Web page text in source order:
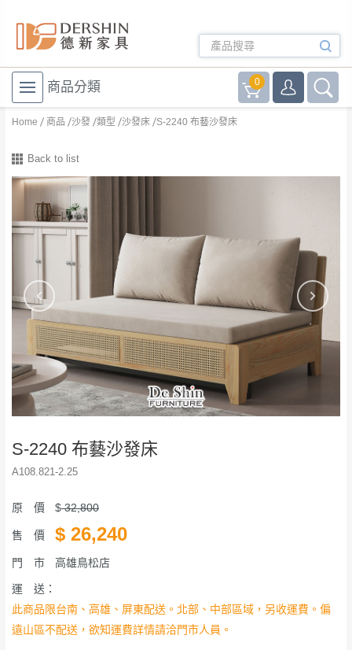
商品分類 0
Home 商品 沙發 類型 沙發床 S-2240 布藝沙發床
Back to list
S-2240 布藝沙發床
A108.821-2.25
原 價 $32,800
售 價 $ 26,240
門 市 高雄鳥松店
運 送：
此商品限台南、高雄、屏東配送。北部、中部區域，另收運費。偏
遠山區不配送，欲知運費詳情請洽門市人員。